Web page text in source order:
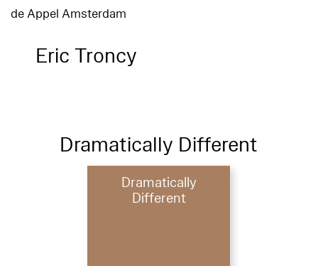
de Appel Amsterdam
Eric Troncy
Dramatically Different
Dramatically
Different